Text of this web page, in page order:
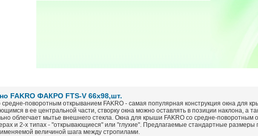
FAKRO ФАКРО FTS-V 66х98,шт.
поворотным открыванием FAKRO - самая популярная конструкция окна для
в ее центральной части, створку окна можно оставлять в позиции наклона, а
облегчает мытье внешнего стекла. Окна для крыши FAKRO со средне-поворотным
и 2-х типах - "открывающиеся" или "глухие". Предлагаемые стандартные размеры
величиной шага между стропилами.